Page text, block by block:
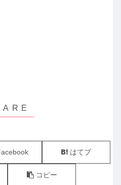
はてブ
コピー